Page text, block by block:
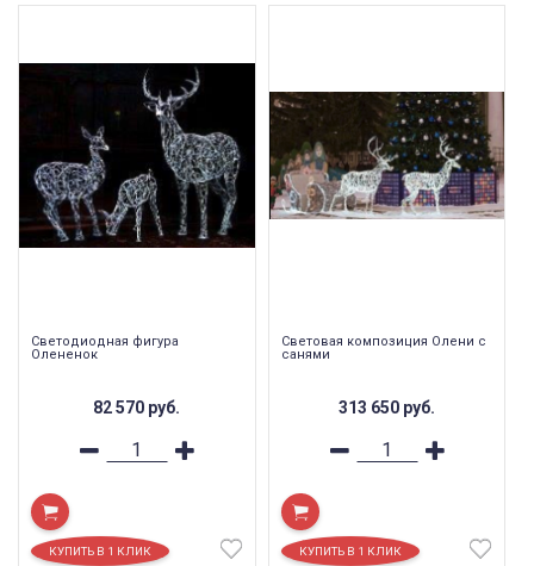
Светодиодная фигура
Олененок
82 570 руб.
Световая композиция Олени с
санями
313 650 руб.